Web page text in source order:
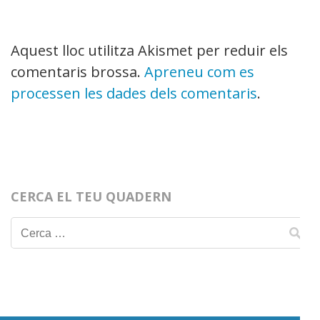
Aquest lloc utilitza Akismet per reduir els
comentaris brossa. Apreneu com es
processen les dades dels comentaris.
CERCA EL TEU QUADERN
Cerca: